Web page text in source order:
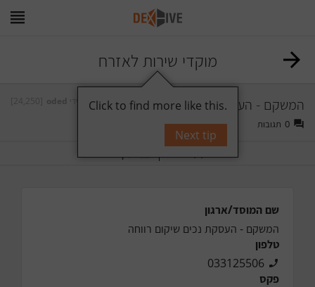
מוקדי שירות לאזרח
המשקם - העסקת נכים שיקום רווחה
0 תגובות
תייג עקוב
שם המוסד/ארגון
המשקם - העסקת נכים שיקום רווחה
טלפון
033125506
פקס
Click to find more like this.
Next tip